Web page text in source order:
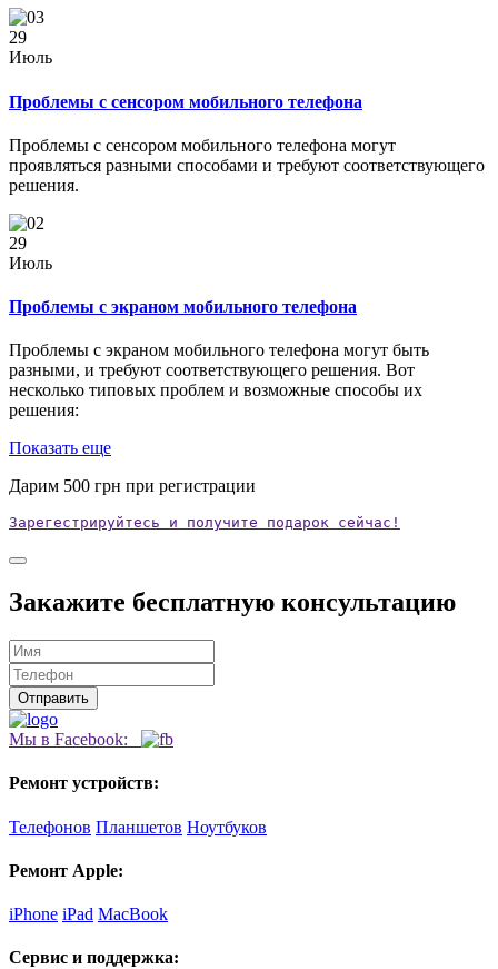
29
Июль
Проблемы с сенсором мобильного телефона
Проблемы с сенсором мобильного телефона могут
проявляться разными способами и требуют соответствующего
решения.
29
Июль
Проблемы с экраном мобильного телефона
Проблемы с экраном мобильного телефона могут быть
разными, и требуют соответствующего решения. Вот
несколько типовых проблем и возможные способы их
решения:
Показать еще
Дарим 500 грн при регистрации
Зарегестрируйтесь и получите подарок сейчас!
Закажите бесплатную консультацию
Мы в Facebook:
Ремонт устройств:
Телефонов Планшетов Ноутбуков
Ремонт Apple:
iPhone iPad MacBook
Сервис и поддержка: